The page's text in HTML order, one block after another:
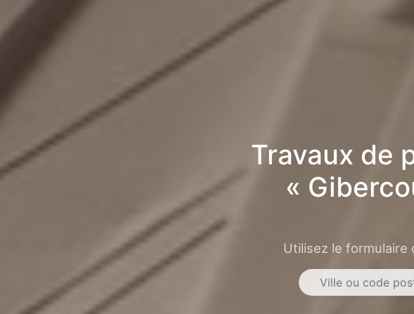
Travaux de
«
Utilisez le formulaire